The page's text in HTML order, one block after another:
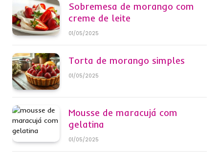
Sobremesa de morango com
creme de leite
01/05/2025
Torta de morango simples
01/05/2025
Mousse de maracujá com
gelatina
01/05/2025